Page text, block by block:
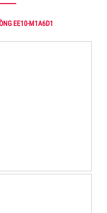
EE10-M1A6D1